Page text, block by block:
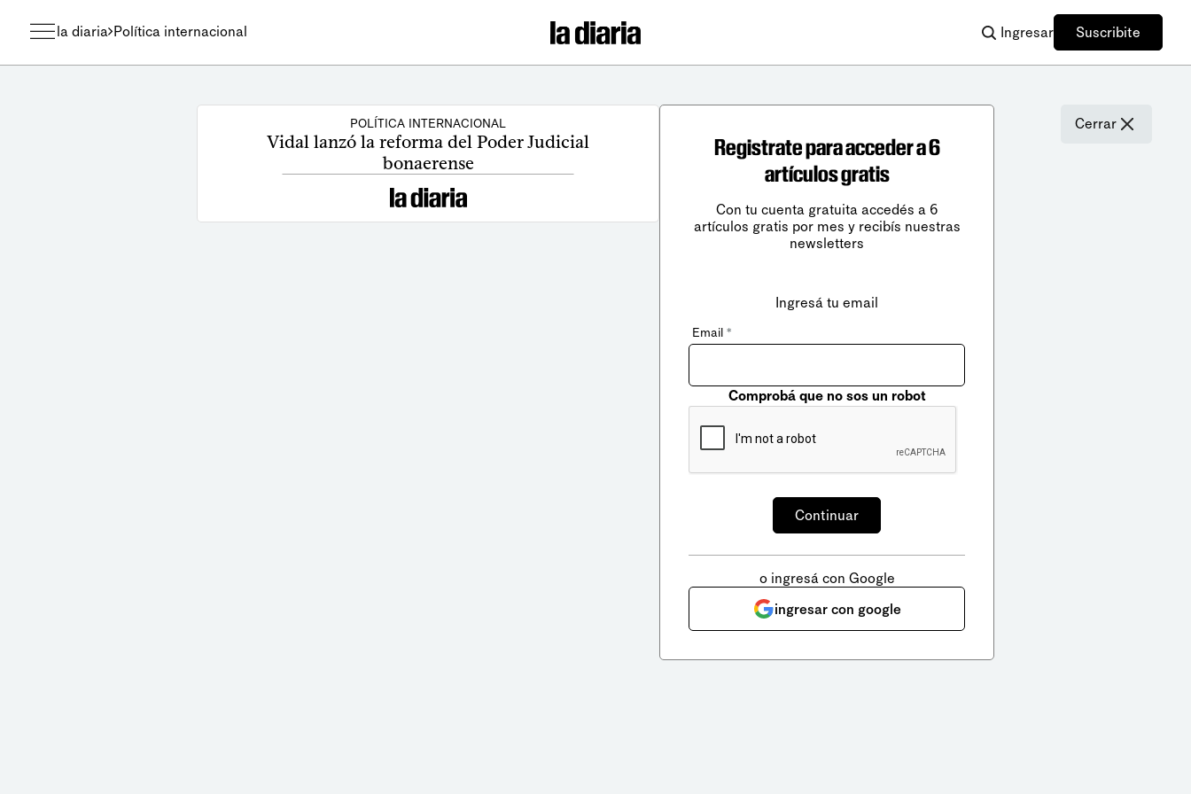
la diaria Política internacional Ingresar Suscribite
POLÍTICA INTERNACIONAL
Vidal lanzó la reforma del Poder Judicial
bonaerense
Cerrar
Registrate para acceder a 6
artículos gratis
Con tu cuenta gratuita accedés a 6
artículos gratis por mes y recibís nuestras
newsletters
Ingresá tu email
Email *
Comprobá que no sos un robot
o ingresá con Google
ingresar con google